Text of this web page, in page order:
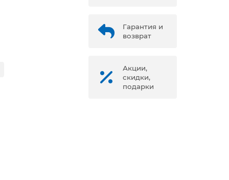
Гарантия и
возврат
Акции,
скидки,
подарки